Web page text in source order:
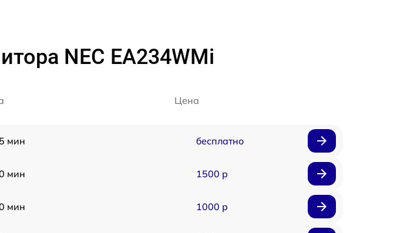
NEC EA234WMi
Цена
мин бесплатно
мин 1500 р
мин 1000 р